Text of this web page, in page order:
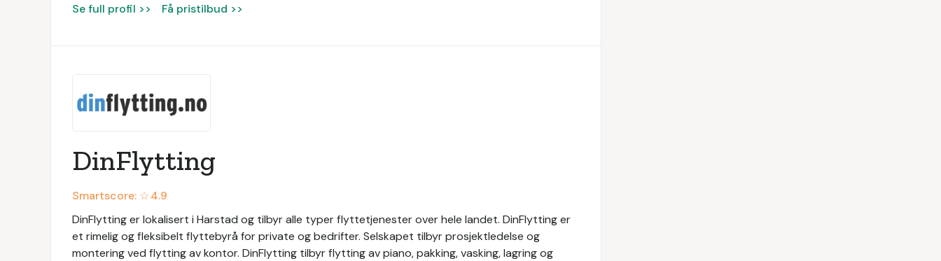
Se full profil >> Få pristilbud >>
DinFlytting
Smartscore: ☆4.9
DinFlytting er lokalisert i Harstad og tilbyr alle typer flyttetjenester over hele landet. DinFlytting er
et rimelig og fleksibelt flyttebyrå for private og bedrifter. Selskapet tilbyr prosjektledelse og
montering ved flytting av kontor. DinFlytting tilbyr flytting av piano, pakking, vasking, lagring og